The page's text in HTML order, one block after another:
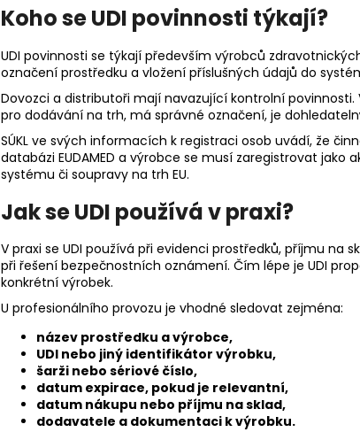
Koho se UDI povinnosti týkají?
UDI povinnosti se týkají především výrobců
označení prostředku a vložení příslušných údajů do
Dovozci a distributoři mají navazující kontrolní
pro dodávání na trh, má správné označení, je
SÚKL ve svých informacích k registraci osob uvádí, že
databázi EUDAMED a výrobce se musí zaregistrovat
systému či soupravy na trh EU.
Jak se UDI používá v praxi?
V praxi se UDI používá při evidenci prostředků, příjmu na
při řešení bezpečnostních oznámení. Čím lépe je UDI
konkrétní výrobek.
U profesionálního provozu je vhodné sledovat zejména:
název prostředku a výrobce,
UDI nebo jiný identifikátor výrobku,
šarži nebo sériové číslo,
datum expirace, pokud je relevantní,
datum nákupu nebo příjmu na sklad,
dodavatele a dokumentaci k výrobku.